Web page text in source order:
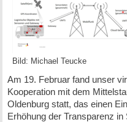
Bild: Michael Teucke
Am 19. Februar fand unser
Kooperation mit dem
Oldenburg statt, das einen
Erhöhung der Transparenz